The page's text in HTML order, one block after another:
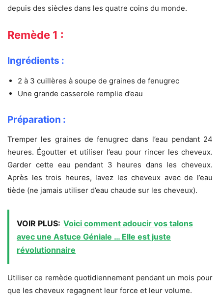
depuis des siècles dans les quatre coins du monde.
Remède 1 :
Ingrédients :
2 à 3 cuillères à soupe de graines de fenugrec
Une grande casserole remplie d’eau
Préparation :
Tremper les graines de fenugrec dans l’eau pendant 24
heures. Égoutter et utiliser l’eau pour rincer les cheveux.
Garder cette eau pendant 3 heures dans les cheveux.
Après les trois heures, lavez les cheveux avec de l’eau
tiède (ne jamais utiliser d’eau chaude sur les cheveux).
VOIR PLUS: Voici comment adoucir vos talons
avec une Astuce Géniale … Elle est juste
révolutionnaire
Utiliser ce remède quotidiennement pendant un mois pour
que les cheveux regagnent leur force et leur volume.